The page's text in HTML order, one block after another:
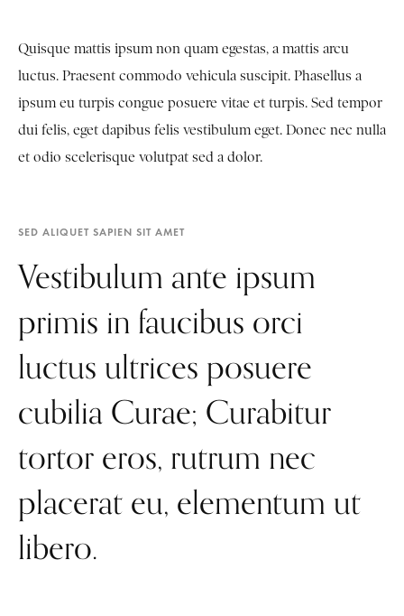
Quisque mattis ipsum non quam egestas, a mattis arcu
luctus. Praesent commodo vehicula suscipit. Phasellus a
ipsum eu turpis congue posuere vitae et turpis. Sed tempor
dui felis, eget dapibus felis vestibulum eget. Donec nec nulla
et odio scelerisque volutpat sed a dolor.
SED ALIQUET SAPIEN SIT AMET
Vestibulum ante ipsum
primis in faucibus orci
luctus ultrices posuere
cubilia Curae; Curabitur
tortor eros, rutrum nec
placerat eu, elementum ut
libero.